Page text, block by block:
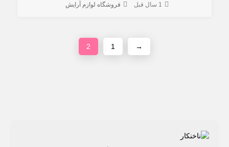
1 سال قبل فروشگاه لوازم آرایش
→
1
2